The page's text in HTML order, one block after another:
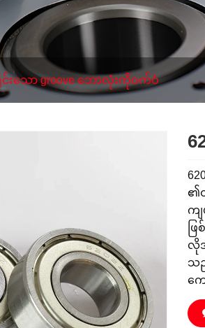
းသော groove ဘောလုံးကိုဝက်ဝံ
၏
က
ဖ
လို
သ
ကေ